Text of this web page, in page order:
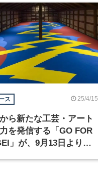
ス 25/4/15
ら新たな工芸・アート
を発信する「GO FOR
」が、9月13日より開